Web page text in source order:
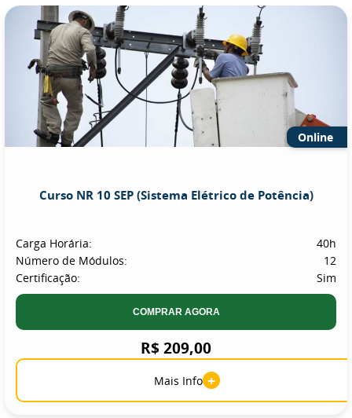
Online
Curso NR 10 SEP (Sistema Elétrico de Potência)
Carga Horária:
40h
Número de Módulos:
12
Certificação:
Sim
COMPRAR AGORA
R$ 209,00
Mais Info +